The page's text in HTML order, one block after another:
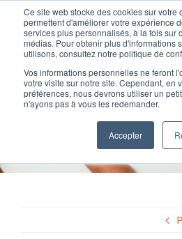
Ce site web stocke des cookies sur votre
permettent d'améliorer votre expérience
services plus personnalisés, à la fois sur
médias. Pour obtenir plus d'informations
utilisons, consultez notre politique de
Vos informations personnelles ne feront
votre visite sur notre site. Cependant, en
préférences, nous devrons utiliser un
n'ayons pas à vous les redemander.
Accepter
Passer
contenu
Nos
Nos
Fortify
AMOA SIRH : 6
piloter votre
AMOA SIRH : 6 outils
RH